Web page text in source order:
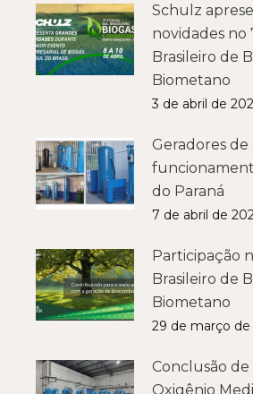
Schulz
novidades no
Brasileiro de
Biometano
3 de abril de
Geradores
do Paraná
7 de abril de
Participação
Brasileiro de
Biometano
29 de março de
Conclusão
Oxigênio